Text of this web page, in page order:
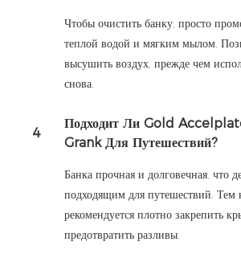
Чтобы очистить банку, просто
теплой водой и мягким мылом.
высушить воздух, прежде чем
снова.
4
Подходит Ли Gold
Grank Для Путешествий?
Банка прочная и долговечная, что
подходящим для путешествий. Тем
рекомендуется плотно закрепить
предотвратить разливы.